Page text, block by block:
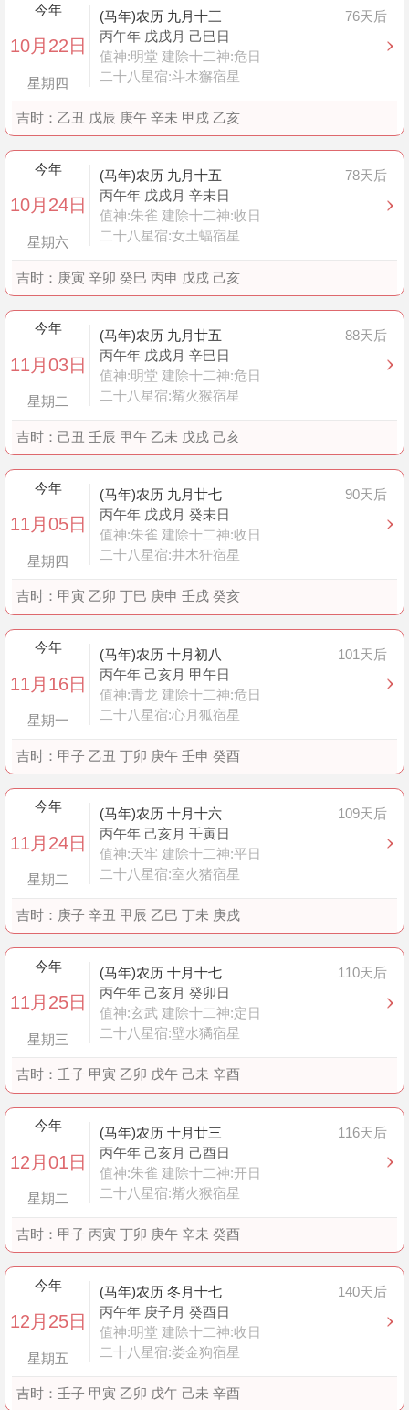
今年
10月22日
星期四
(马年)农历 九月十三
76天后
丙午年 戊戌月 己巳日
值神:明堂 建除十二神:危日
二十八星宿:斗木獬宿星
吉时： 乙丑 戊辰 庚午 辛未 甲戌 乙亥
今年
10月24日
星期六
(马年)农历 九月十五
78天后
丙午年 戊戌月 辛未日
值神:朱雀 建除十二神:收日
二十八星宿:女土蝠宿星
吉时： 庚寅 辛卯 癸巳 丙申 戊戌 己亥
今年
11月03日
星期二
(马年)农历 九月廿五
88天后
丙午年 戊戌月 辛巳日
值神:明堂 建除十二神:危日
二十八星宿:觜火猴宿星
吉时： 己丑 壬辰 甲午 乙未 戊戌 己亥
今年
11月05日
星期四
(马年)农历 九月廿七
90天后
丙午年 戊戌月 癸未日
值神:朱雀 建除十二神:收日
二十八星宿:井木犴宿星
吉时： 甲寅 乙卯 丁巳 庚申 壬戌 癸亥
今年
11月16日
星期一
(马年)农历 十月初八
101天后
丙午年 己亥月 甲午日
值神:青龙 建除十二神:危日
二十八星宿:心月狐宿星
吉时： 甲子 乙丑 丁卯 庚午 壬申 癸酉
今年
11月24日
星期二
(马年)农历 十月十六
109天后
丙午年 己亥月 壬寅日
值神:天牢 建除十二神:平日
二十八星宿:室火猪宿星
吉时： 庚子 辛丑 甲辰 乙巳 丁未 庚戌
今年
11月25日
星期三
(马年)农历 十月十七
110天后
丙午年 己亥月 癸卯日
值神:玄武 建除十二神:定日
二十八星宿:壁水獝宿星
吉时： 壬子 甲寅 乙卯 戊午 己未 辛酉
今年
12月01日
星期二
(马年)农历 十月廿三
116天后
丙午年 己亥月 己酉日
值神:朱雀 建除十二神:开日
二十八星宿:觜火猴宿星
吉时： 甲子 丙寅 丁卯 庚午 辛未 癸酉
今年
12月25日
星期五
(马年)农历 冬月十七
140天后
丙午年 庚子月 癸酉日
值神:明堂 建除十二神:收日
二十八星宿:娄金狗宿星
吉时： 壬子 甲寅 乙卯 戊午 己未 辛酉